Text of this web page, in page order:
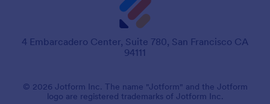
4 Embarcadero Center, Suite 780, San Francisco CA
94111
© 2026 Jotform Inc. The name "Jotform" and the Jotform
logo are registered trademarks of Jotform Inc.